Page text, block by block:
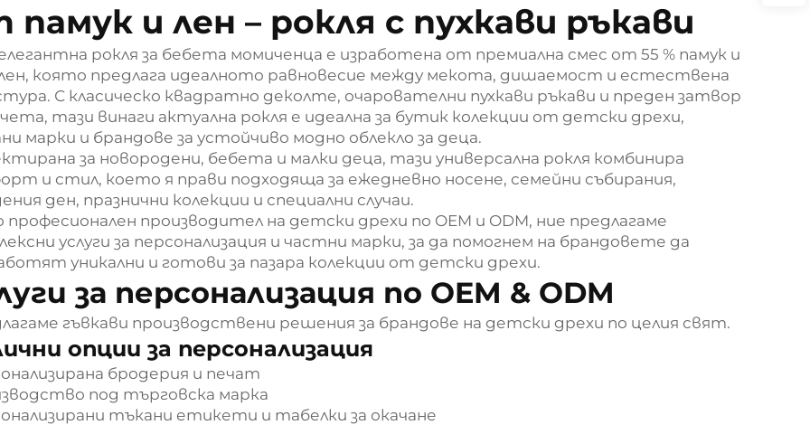
памук и лен – рокля с пухкави ръкави
рокля за бебета момиченца е изработена от премиална смес от 55 % памук и
лен, която предлага идеалното равновесие между мекота, дишаемост и естествена
С класическо квадратно деколте, очарователни пухкави ръкави и преден затвор
тази винаги актуална рокля е идеална за бутик колекции от детски дрехи,
марки и брандове за устойчиво модно облекло за деца.
за новородени, бебета и малки деца, тази универсална рокля комбинира
и стил, което я прави подходяща за ежедневно носене, семейни събирания,
ден, празнични колекции и специални случаи.
производител на детски дрехи по OEM и ODM, ние предлагаме
услуги за персонализация и частни марки, за да помогнем на брандовете да
уникални и готови за пазара колекции от детски дрехи.
за персонализация по OEM & ODM
гъвкави производствени решения за брандове на детски дрехи по целия свят.
опции за персонализация
бродерия и печат
под търговска марка
тъкани етикети и табелки за окачане